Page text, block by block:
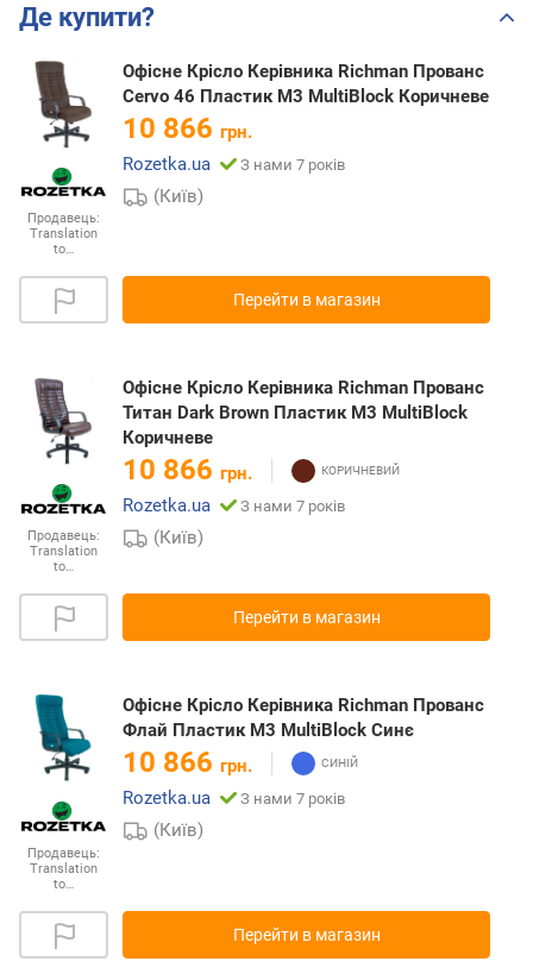
Де купити?
Продавець:
Translation
to…
Офісне Крісло Керівника Richman Прованс
Cervo 46 Пластик М3 MultiBlock Коричневе
10 866 грн.
Rozetka.ua
З нами 7 років
(Київ)
Перейти в магазин
Продавець:
Translation
to…
Офісне Крісло Керівника Richman Прованс
Титан Dark Brown Пластик М3 MultiBlock
Коричневе
10 866 грн.
Rozetka.ua
З нами 7 років
(Київ)
Перейти в магазин
Продавець:
Translation
to…
Офісне Крісло Керівника Richman Прованс
Флай Пластик М3 MultiBlock Синє
10 866 грн.
Rozetka.ua
З нами 7 років
(Київ)
Перейти в магазин